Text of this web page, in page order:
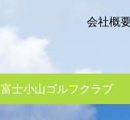
会社概
富士小山ゴルフクラブ